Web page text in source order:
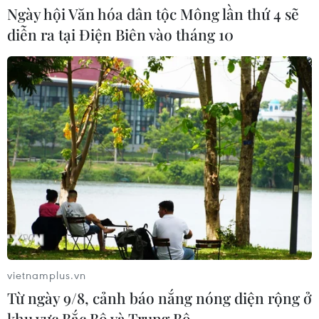
Xem thêm
CƠ QUAN CHỦ QUẢN: THÔNG TẤN XÃ VIỆT NAM
Tổng Biên tập: TRẦN TIẾN DUẨN
Phó Tổng Biên tập: NGUYỄN THỊ TÁM, KHÚC THANH
THỦY
Sở hữu trí tuệ
Quy định sử dụng
RSS
Ngôn ngữ
TTXVN
Ngày hội Văn hóa dân tộc Mông lần thứ 4 sẽ
diễn ra tại Điện Biên vào tháng 10
vietnamplus.vn
Từ ngày 9/8, cảnh báo nắng nóng diện rộng ở